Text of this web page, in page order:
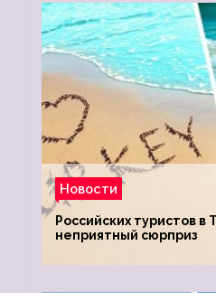
Новости
Российских туристов
неприятный сюрприз